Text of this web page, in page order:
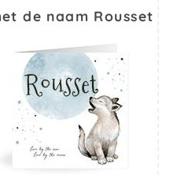
de naam Rousset